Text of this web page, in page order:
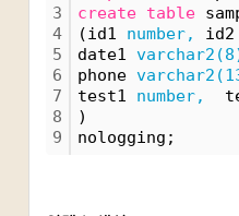
3
4
5
6
7
8
9
create table
(id1 number, id2
date1
phone
test1 number,
)
nologging;